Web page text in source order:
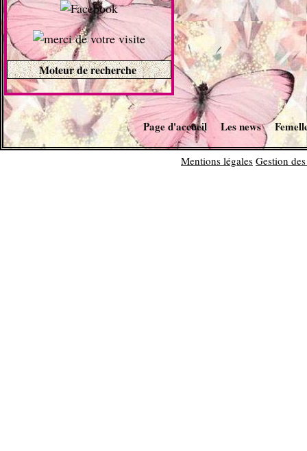
Moteur de recherche
Page d'accueil Les news
Mentions légales Gestion